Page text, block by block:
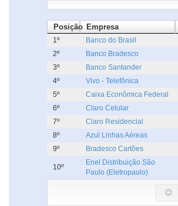
Posição Empresa
1º Banco do Brasil
2º
Banco Bradesco
3º
Banco Santander
4º
Vivo - Telefônica
5º
Caixa Econômica Federal
6º
Claro Celular
7º
Claro Residencial
8º
Azul Linhas Aéreas
9º
Bradesco Cartões
10º
Enel Distribuição São
Paulo (Eletropaulo)